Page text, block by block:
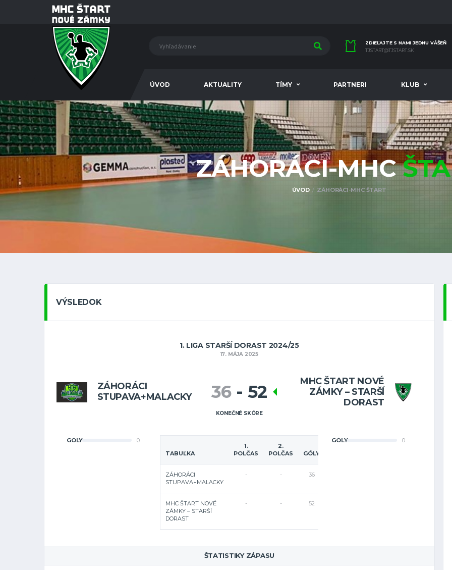
ZDIEĽAJTE S NAMI JEDNU VÁŠEŇ
TJSTART@TJSTART.SK
ÚVOD AKTUALITY TÍMY PARTNERI KLUB
ZÁHORÁCI-MHC
ÚVOD ZÁHORÁCI-MHC ŠTART
VÝSLEDOK
1. LIGA STARŠÍ DORAST 2024/25
17. MÁJA 2025
ZÁHORÁCI
STUPAVA+MALACKY
MHC ŠTART NOVÉ
ZÁMKY – STARŠÍ
DORAST
36 - 52
KONEČNÉ SKÓRE
TABUĽKA
1.
POLČAS
2.
POLČAS
GÓLY
ZÁHORÁCI
STUPAVA+MALACKY
- - 36
MHC ŠTART NOVÉ
ZÁMKY – STARŠÍ
DORAST
- - 52
GÓLY 0 GÓLY 0
ŠTATISTIKY ZÁPASU